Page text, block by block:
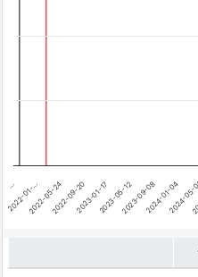
…
2022-01-…2022-05-242022-09-202023-01-172023-05-122023-09-082024-01-04
2024-